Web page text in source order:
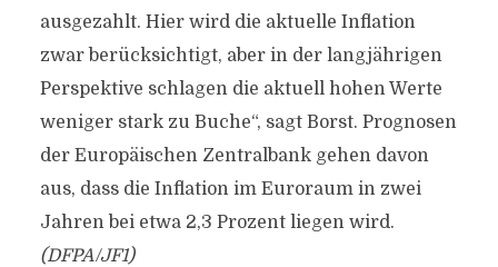
ausgezahlt. Hier wird die aktuelle Inflation
zwar berücksichtigt, aber in der langjährigen
Perspektive schlagen die aktuell hohen Werte
weniger stark zu Buche“, sagt Borst. Prognosen
der Europäischen Zentralbank gehen davon
aus, dass die Inflation im Euroraum in zwei
Jahren bei etwa 2,3 Prozent liegen wird.
(DFPA/JF1)